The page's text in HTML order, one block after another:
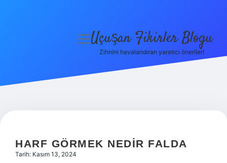
Hakkımızda
menüyü
Uçuşan Fikirler Blogu
Zihnini havalandıran yaratıcı öneriler!
HARF GÖRMEK NEDIR FALDA
Tarih: Kasım 13, 2024